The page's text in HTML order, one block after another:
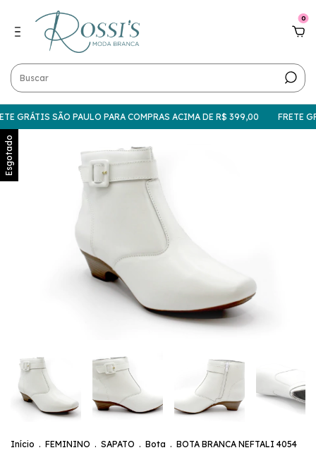
0
GRÁTIS SÃO PAULO PARA COMPRAS ACIMA DE R$ 399,00 FRETE
Esgotado
Início . FEMININO . SAPATO . Bota . BOTA BRANCA NEFTALI 4054